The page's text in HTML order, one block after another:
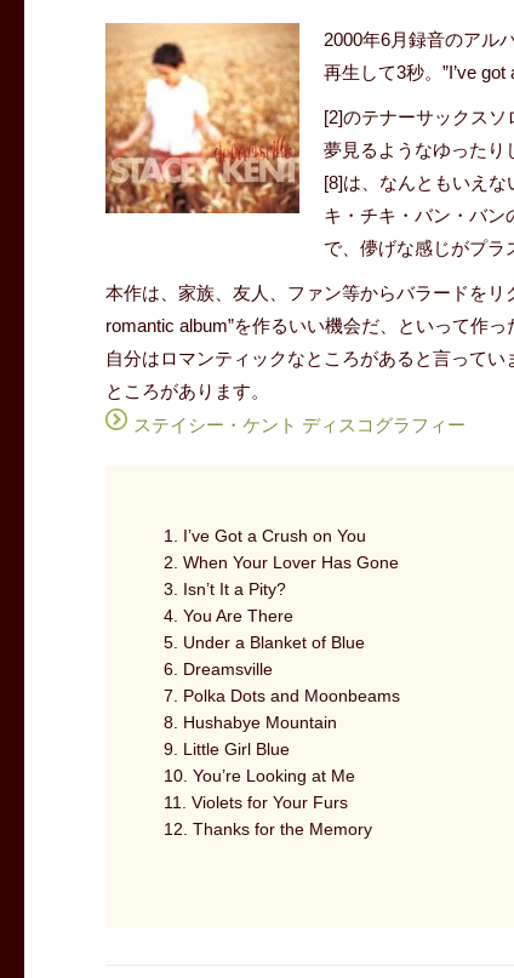
2000年6月録音のアルバ
再生して3秒。”I’ve
[2]のテナーサックスソ
夢見るようなゆったり
[8]は、なんともいえ
キ・チキ・バン・バン
で、儚げな感じがプラ
本作は、家族、友人、ファン等からバラードを
romantic album”を作るいい機会だ、といって作
自分はロマンティックなところがあると言って
ところがあります。
ステイシー・ケント ディスコグラフィー
1. I’ve Got a Crush on You
2. When Your Lover Has Gone
3. Isn’t It a Pity?
4. You Are There
5. Under a Blanket of Blue
6. Dreamsville
7. Polka Dots and Moonbeams
8. Hushabye Mountain
9. Little Girl Blue
10. You’re Looking at Me
11. Violets for Your Furs
12. Thanks for the Memory